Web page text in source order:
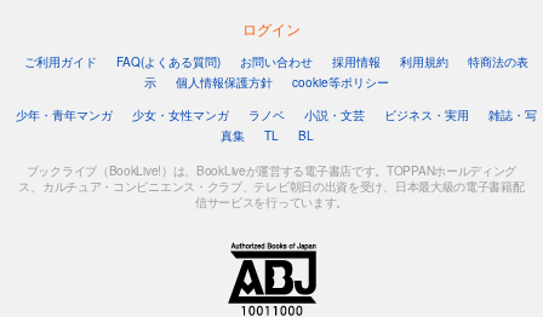
ログイン
ご利用ガイド FAQ(よくある質問) お問い合わせ 採用情報 利用規約
特商法の表
示
個人情報保護方針
cookie等ポリシー
少年・青年マンガ
少女・女性マンガ ラノベ 小説・文芸 ビジネス・実用
雑誌・写
真集
TL BL
ブックライブ（BookLive!）は、BookLiveが運営する電子書店です。TOPPANホールディング
ス、カルチュア・コンビニエンス・クラブ、テレビ朝日の出資を受け、日本最大級の電子書籍配
信サービスを行っています。